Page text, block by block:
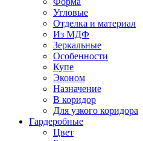
Угловые
Отделка и материал
Из МДФ
Зеркальные
Особенности
Купе
Эконом
Назначение
В коридор
Для узкого коридора
Гардеробные
Цвет